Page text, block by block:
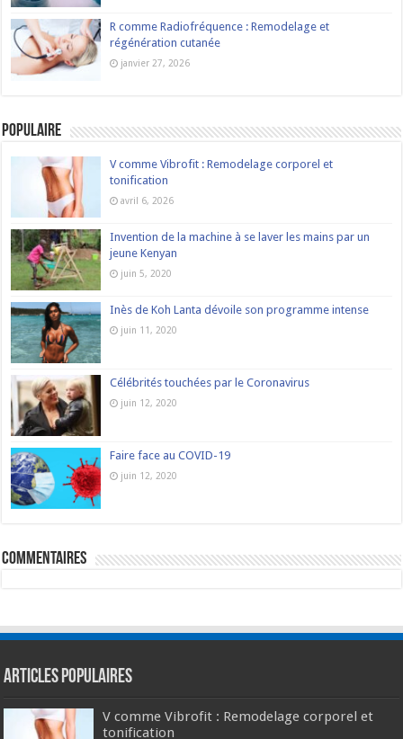
R comme Radiofréquence : Remodelage et
régénération cutanée
janvier 27, 2026
Populaire
V comme Vibrofit : Remodelage corporel et
tonification
avril 6, 2026
Invention de la machine à se laver les mains par un
jeune Kenyan
juin 5, 2020
Inès de Koh Lanta dévoile son programme intense
juin 11, 2020
Célébrités touchées par le Coronavirus
juin 12, 2020
Faire face au COVID-19
juin 12, 2020
commentaires
Articles populaires
V comme Vibrofit : Remodelage corporel et
tonification